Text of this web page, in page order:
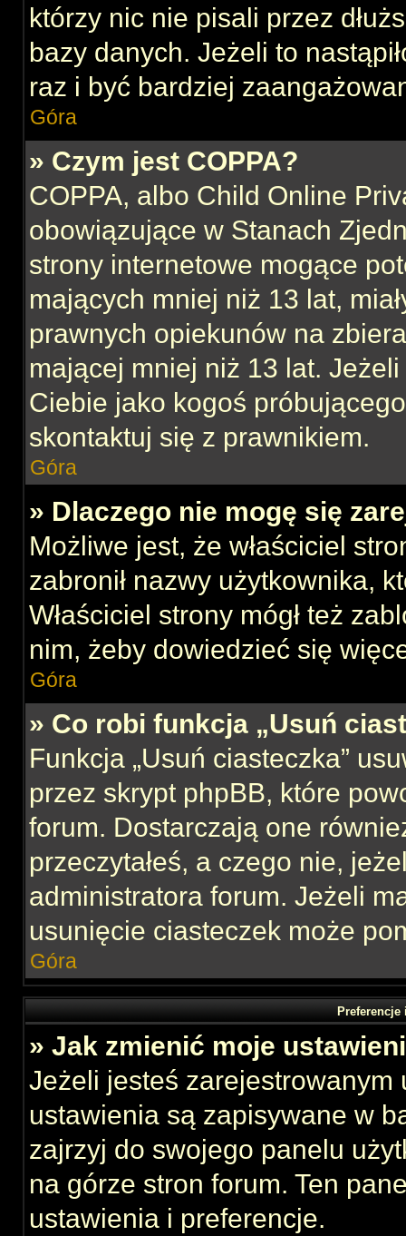
którzy nic nie pisali przez
bazy danych. Jeżeli to
raz i być bardziej
Góra
» Czym jest COPPA?
COPPA, albo Child Online
obowiązujące w Stanach
strony internetowe mogące
mających mniej niż 13 lat,
prawnych opiekunów na
mającej mniej niż 13 lat.
Ciebie jako kogoś
skontaktuj się z prawnikiem.
Góra
» Dlaczego nie mogę się
Możliwe jest, że właściciel
zabronił nazwy użytkownika,
Właściciel strony mógł też
nim, żeby dowiedzieć się
Góra
» Co robi funkcja „Usuń
Funkcja „Usuń ciasteczka”
przez skrypt phpBB, które
forum. Dostarczają one
przeczytałeś, a czego nie,
administratora forum. Jeżeli
usunięcie ciasteczek może
Góra
» Jak zmienić moje
Jeżeli jesteś zarejestrowanym
ustawienia są zapisywane w
zajrzyj do swojego panelu
na górze stron forum. Ten
ustawienia i preferencje.